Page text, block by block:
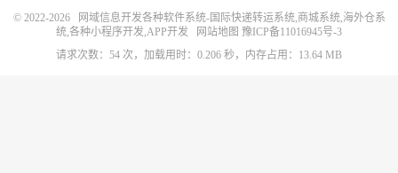
© 2022-2026
网域信息开发各种软件系统-国际快递转运系统,商城系统,海外仓系
统,各种小程序开发,APP开发
网站地图 豫ICP备11016945号-3
请求次数：54 次，加载用时：0.206 秒，内存占用：13.64 MB